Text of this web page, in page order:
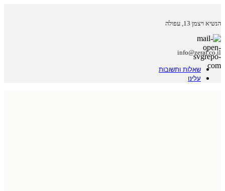
הנשיא ויצמן 13, עפולה
info@zeraf.co.il
שאלות ותשובות
עלינו